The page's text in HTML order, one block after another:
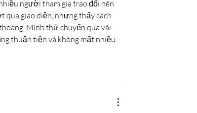
người tham gia trao đổi nên
qua giao diện, nhưng thấy cách
Mình thử chuyển qua vài
thuận tiện và không mất nhiều